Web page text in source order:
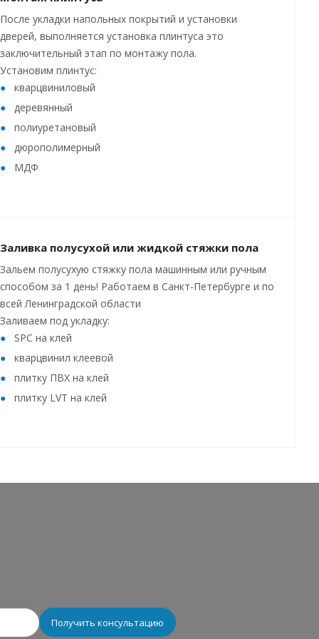
После укладки напольных покрытий и установки
дверей, выполняется установка плинтуса это
заключительный этап по монтажу пола.
Установим плинтус:
кварцвиниловый
деревянный
полиуретановый
дюрополимерный
МДФ
Заливка полусухой или жидкой стяжки пола
Зальем полусухую стяжку пола машинным или ручным
способом за 1 день! Работаем в Санкт-Петербурге и по
всей Ленинградской области
Заливаем под укладку:
SPC на клей
кварцвинил клеевой
плитку ПВХ на клей
плитку LVT на клей